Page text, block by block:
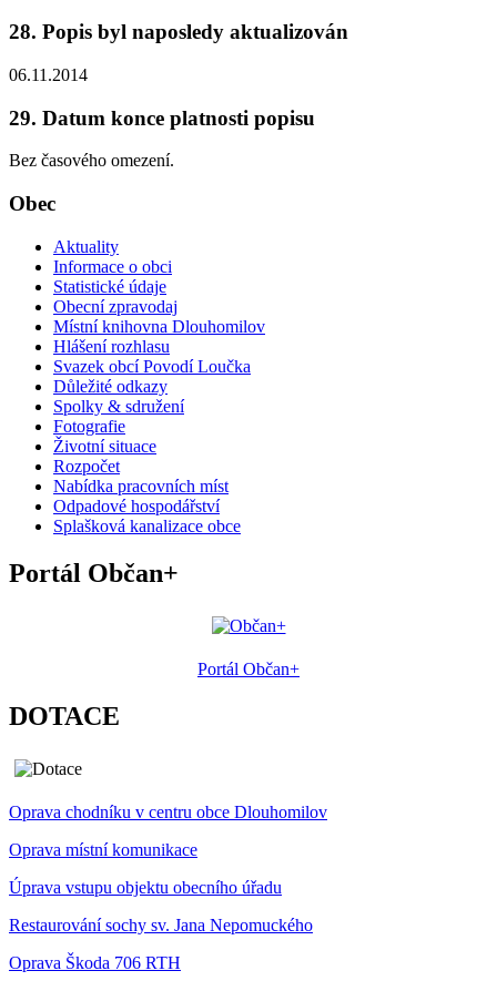
28. Popis byl naposledy aktualizován
06.11.2014
29. Datum konce platnosti popisu
Bez časového omezení.
Obec
Aktuality
Informace o obci
Statistické údaje
Obecní zpravodaj
Místní knihovna Dlouhomilov
Hlášení rozhlasu
Svazek obcí Povodí Loučka
Důležité odkazy
Spolky & sdružení
Fotografie
Životní situace
Rozpočet
Nabídka pracovních míst
Odpadové hospodářství
Splašková kanalizace obce
Portál Občan+
Portál Občan+
DOTACE
Oprava chodníku v centru obce Dlouhomilov
Oprava místní komunikace
Úprava vstupu objektu obecního úřadu
Restaurování sochy sv. Jana Nepomuckého
Oprava Škoda 706 RTH